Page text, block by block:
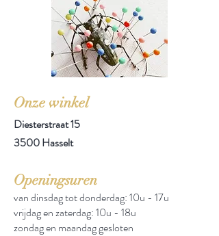
Onze winkel
Diesterstraat 15
3500 Hasselt
Openingsuren
van dinsdag tot donderdag: 10u - 17u
vrijdag en zaterdag: 10u - 18u
zondag en maandag gesloten